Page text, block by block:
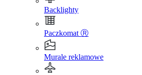
Backlighty
Paczkomat Ⓡ
Murale reklamowe